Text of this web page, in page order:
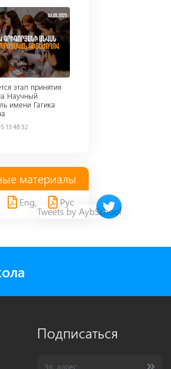
этап принятия
Научный
имени Гагика
13:48:32
материалы
Eng, Рус Twitter timeline
Tweets by AybSchool
Подписаться